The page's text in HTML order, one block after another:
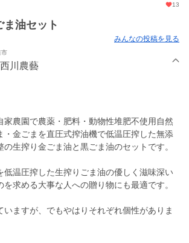
13
ま油セット
みんなの投稿を見る
市
川農藝
家農園で農薬・肥料・動物性堆肥不使用自然
・金ごまを直圧式搾油機で低温圧搾した無添
生搾り金ごま油と黒ごま油のセットです。
低温圧搾した生搾りごま油の優しく滋味深い
を求める大事な人への贈り物にも最適です。
いますが、でもやはりそれぞれ個性がありま